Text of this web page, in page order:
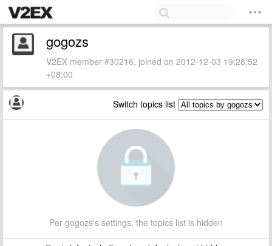
gogozs
V2EX member #30216, joined on 2012-12-03 19:28:52
+08:00
Switch topics list
Per gogozs's settings, the topics list is hidden